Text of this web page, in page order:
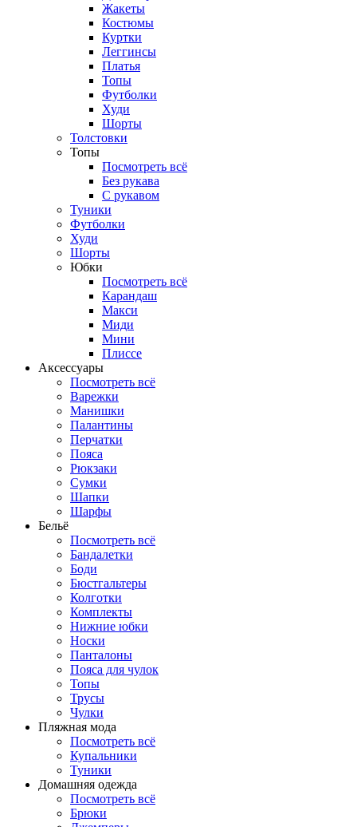
Жакеты
Костюмы
Куртки
Леггинсы
Платья
Топы
Футболки
Худи
Шорты
Толстовки
Топы
Посмотреть всё
Без рукава
С рукавом
Туники
Футболки
Худи
Шорты
Юбки
Посмотреть всё
Карандаш
Макси
Миди
Мини
Плиссе
Аксессуары
Посмотреть всё
Варежки
Манишки
Палантины
Перчатки
Пояса
Рюкзаки
Сумки
Шапки
Шарфы
Бельё
Посмотреть всё
Бандалетки
Боди
Бюстгальтеры
Колготки
Комплекты
Нижние юбки
Носки
Панталоны
Поясa для чулок
Топы
Трусы
Чулки
Пляжная мода
Посмотреть всё
Купальники
Туники
Домашняя одежда
Посмотреть всё
Брюки